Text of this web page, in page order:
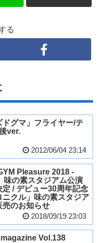
る
ドグマ」フライヤー/テ
ver.
2012/06/04 23:14
Pleasure 2018 -
味の素スタジアム公演
/ デビュー30周年記念
ニクル」味の素スタジア
売のお知らせ
2018/09/19 23:03
Vol.138